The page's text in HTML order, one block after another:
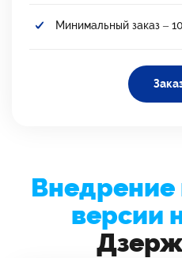
Минимальный заказ –
версии